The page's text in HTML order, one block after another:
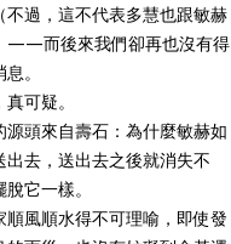
不過，這不代表多慧也跟敏赫
——而後來我們卻再也沒有得
。
可疑。
源頭來自壽石：為什麼敏赫如
出去，送出去之後就消失不
它一樣。
順風順水得不可理喻，即使發